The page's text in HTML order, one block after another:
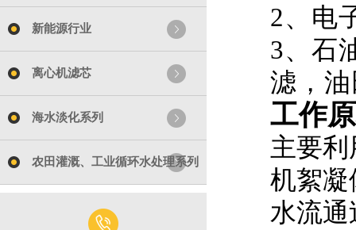
新能源行业
离心机滤芯
海水淡化系列
农田灌溉、工业循环水处理系列
2、电
3、石
滤，
工作
主要
机絮凝
水流